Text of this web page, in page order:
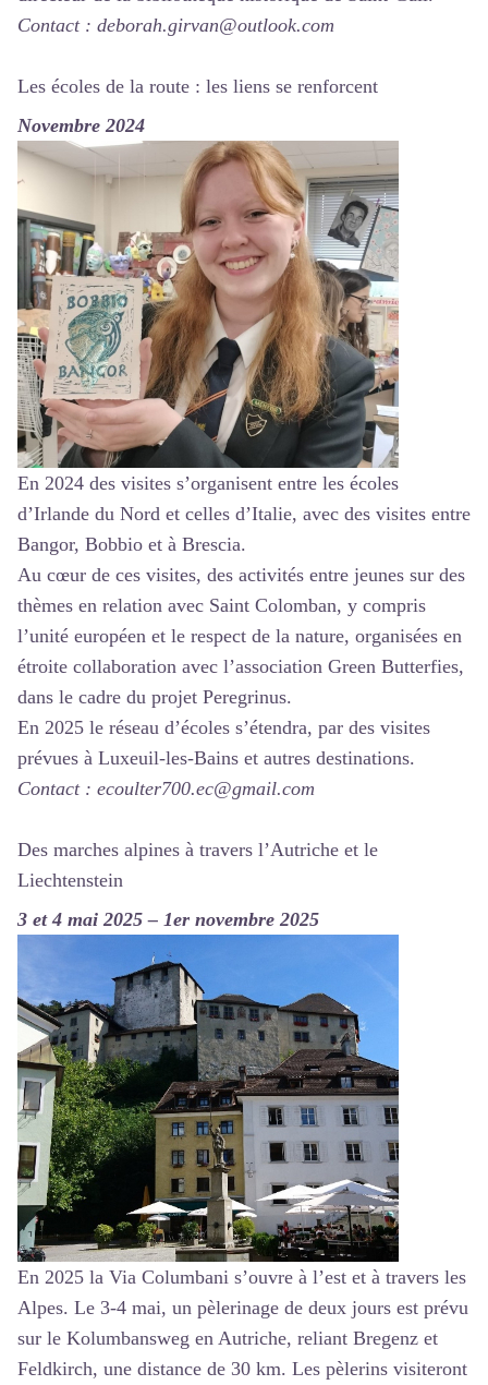
Contact : deborah.girvan@outlook.com
Les écoles de la route : les liens se renforcent
Novembre 2024
En 2024 des visites s’organisent entre les écoles
d’Irlande du Nord et celles d’Italie, avec des visites entre
Bangor, Bobbio et à Brescia.
Au cœur de ces visites, des activités entre jeunes sur des
thèmes en relation avec Saint Colomban, y compris
l’unité européen et le respect de la nature, organisées en
étroite collaboration avec l’association Green Butterfies,
dans le cadre du projet Peregrinus.
En 2025 le réseau d’écoles s’étendra, par des visites
prévues à Luxeuil-les-Bains et autres destinations.
Contact : ecoulter700.ec@gmail.com
Des marches alpines à travers l’Autriche et le
Liechtenstein
3 et 4 mai 2025 – 1er novembre 2025
En 2025 la Via Columbani s’ouvre à l’est et à travers les
Alpes. Le 3-4 mai, un pèlerinage de deux jours est prévu
sur le Kolumbansweg en Autriche, reliant Bregenz et
Feldkirch, une distance de 30 km. Les pèlerins visiteront